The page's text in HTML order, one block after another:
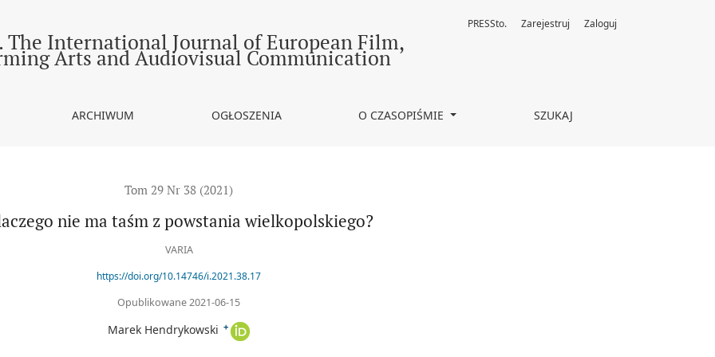
The International Journal of European Film,
Arts and Audiovisual Communication
ARCHIWUM OGŁOSZENIA O CZASOPIŚMIE SZUKAJ
PRESSto. Zarejestruj Zaloguj
Tom 29 Nr 38 (2021)
nie ma taśm z powstania wielkopolskiego?
VARIA
https://doi.org/10.14746/i.2021.38.17
Opublikowane 2021-06-15
Marek Hendrykowski +